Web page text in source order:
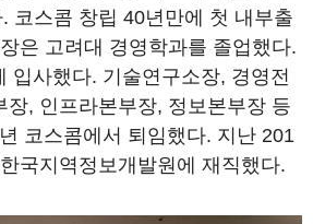
코스콤 창립 40년만에 첫 내부출
은 고려대 경영학과를 졸업했다.
입사했다. 기술연구소장, 경영전
장, 인프라본부장, 정보본부장 등
코스콤에서 퇴임했다. 지난 201
국지역정보개발원에 재직했다.